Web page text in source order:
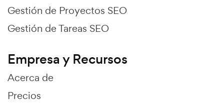
Gestión de Proyectos SEO
Gestión de Tareas SEO
Empresa y Recursos
Acerca de
Precios